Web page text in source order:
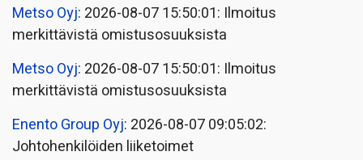
Metso Oyj: 2026-08-07 15:50:01: Ilmoitus
merkittävistä omistusosuuksista
Metso Oyj: 2026-08-07 15:50:01: Ilmoitus
merkittävistä omistusosuuksista
Enento Group Oyj: 2026-08-07 09:05:02:
Johtohenkilöiden liiketoimet